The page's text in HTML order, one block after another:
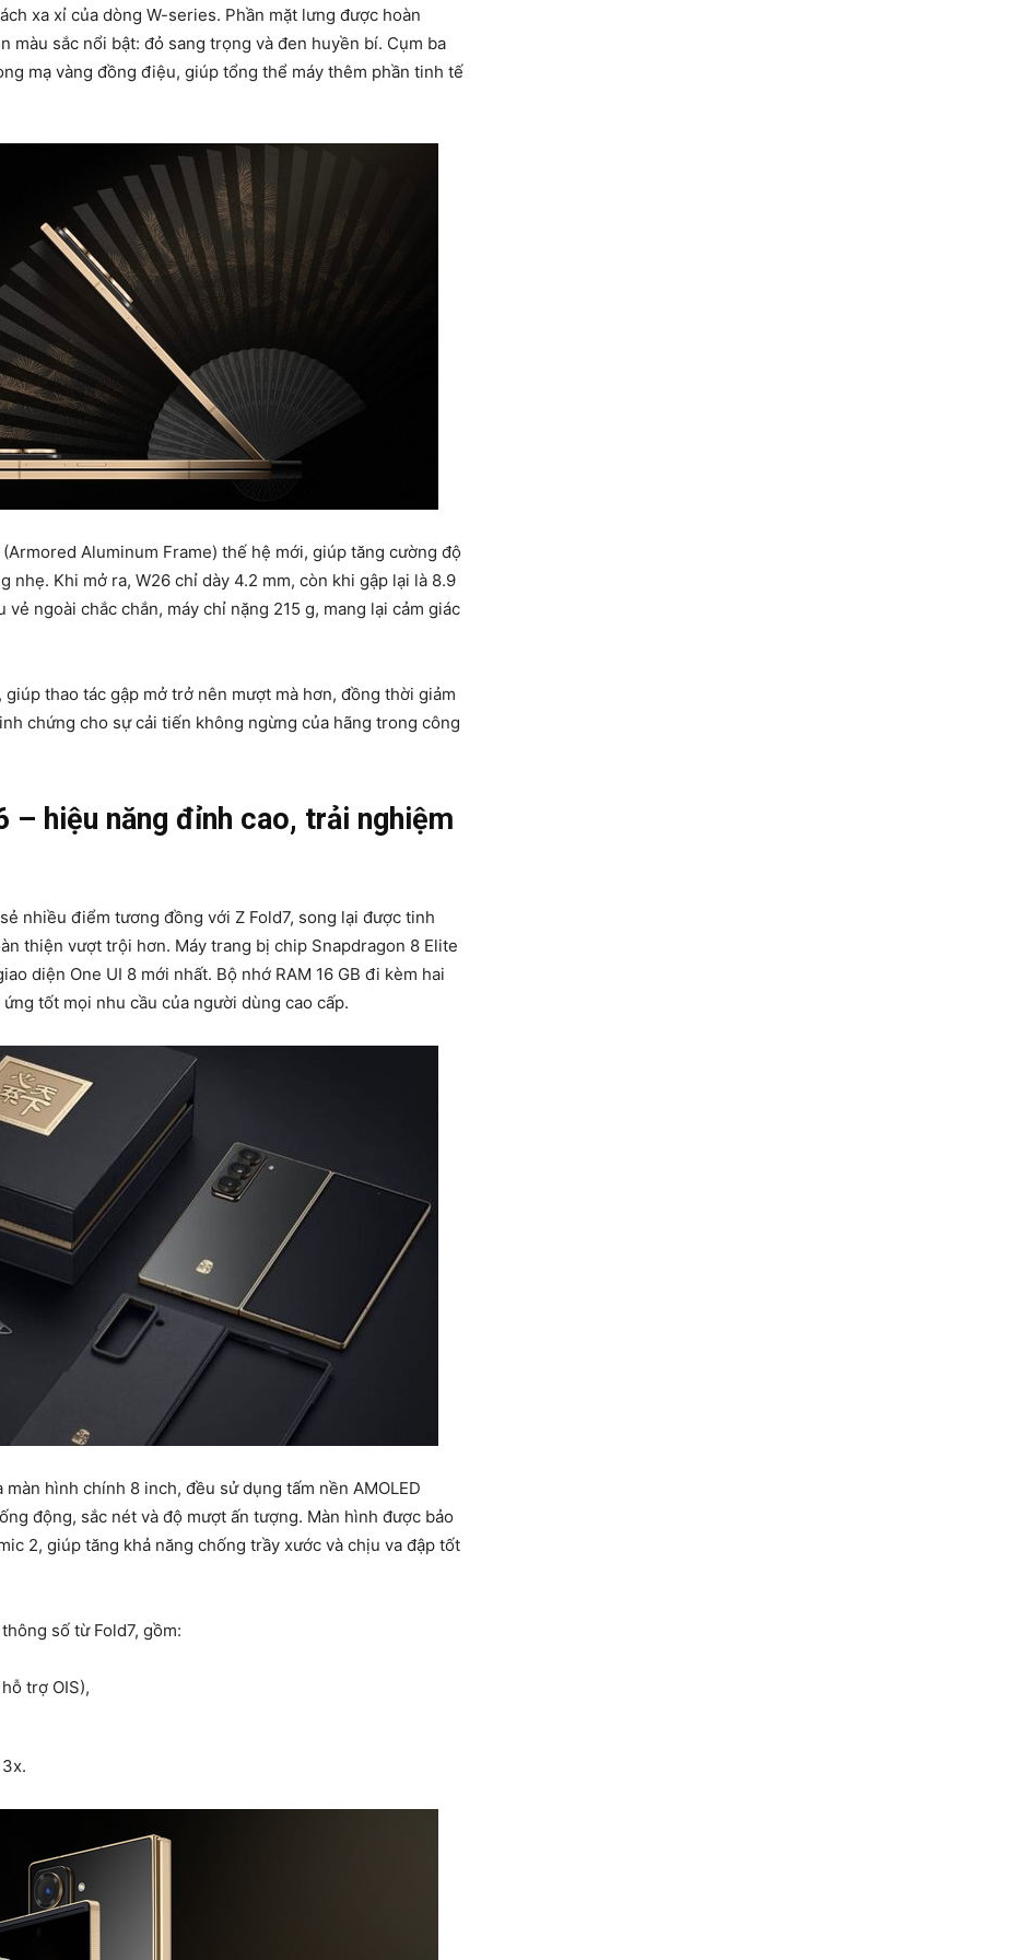
xa xỉ của dòng W-series. Phần mặt lưng được hoàn
màu sắc nổi bật: đỏ sang trọng và đen huyền bí. Cụm ba
mạ vàng đồng điệu, giúp tổng thể máy thêm phần tinh tế
Aluminum Frame) thế hệ mới, giúp tăng cường độ
nhẹ. Khi mở ra, W26 chỉ dày 4.2 mm, còn khi gập lại là 8.9
vẻ ngoài chắc chắn, máy chỉ nặng 215 g, mang lại cảm giác
thao tác gập mở trở nên mượt mà hơn, đồng thời giảm
chứng cho sự cải tiến không ngừng của hãng trong công
– hiệu năng đỉnh cao, trải nghiệm
nhiều điểm tương đồng với Z Fold7, song lại được tinh
thiện vượt trội hơn. Máy trang bị chip Snapdragon 8 Elite
diện One UI 8 mới nhất. Bộ nhớ RAM 16 GB đi kèm hai
tốt mọi nhu cầu của người dùng cao cấp.
hình chính 8 inch, đều sử dụng tấm nền AMOLED
động, sắc nét và độ mượt ấn tượng. Màn hình được bảo
2, giúp tăng khả năng chống trầy xước và chịu va đập tốt
số từ Fold7, gồm:
trợ OIS),